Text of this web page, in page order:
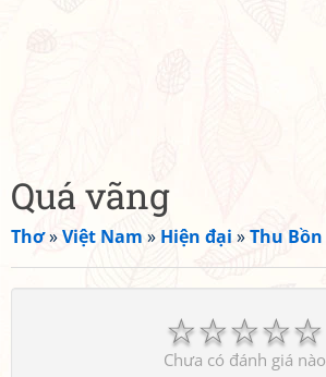
Quá vãng
Thơ»Việt Nam » Hiện đại »Thu Bồn
☆
☆
☆
☆
☆
Chưa có đánh giá nào